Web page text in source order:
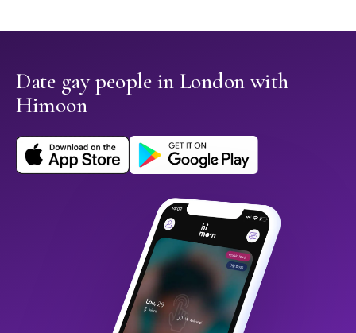
Date gay people in London with
Himoon